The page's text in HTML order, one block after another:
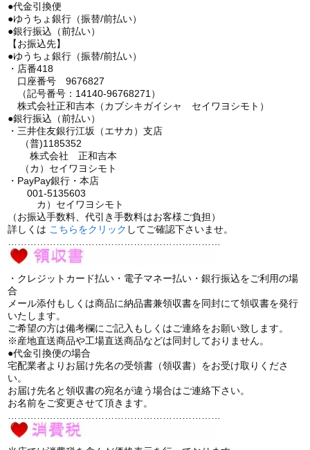
●代金引換便
●ゆうちょ銀行（振替/前払い）
●銀行振込（前払い）
【お振込先】
●ゆうちょ銀行（振替/前払い）
・店番418
口座番号 9676827
（記号番号：14140-96768271）
株式会社正和吉本（カブシキガイシャ セイワヨシモト）
●銀行振込（前払い）
・三井住友銀行江坂（エサカ）支店
（普)1185352
株式会社 正和吉本
（カ）セイワヨシモト
・PayPay銀行・本店
001-5135603
カ）セイワヨシモト
（お振込手数料、代引き手数料はお客様ご負担）
詳しくは こちらをクリック してご確認下さいませ。
…………………………………………………………
・クレジットカード払い・電子マネー払い・銀行振込をご利用の場
合
メール添付もしくは商品に納品書兼領収書を同封にて領収書を発行
いたします。
ご希望の方は備考欄にご記入もしくはご連絡をお願い致します。
※産地直送商品や工場直送商品などは同封しておりません。
●代金引換便の場合
宅配業者よりお届け先名の受領書（領収書）をお受け取りくださ
い。
お届け先名と領収書の宛名が違う場合はご連絡下さい。
お名前をご変更させて頂きます。
…………………………………………………………